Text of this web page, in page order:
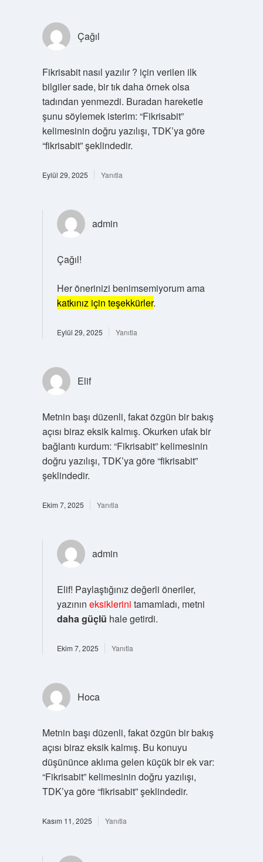
Çağıl
Fikrisabit nasıl yazılır ? için verilen ilk
bilgiler sade, bir tık daha örnek olsa
tadından yenmezdi. Buradan hareketle
şunu söylemek isterim: “Fikrisabit”
kelimesinin doğru yazılışı, TDK’ya göre
“fikrisabit” şeklindedir.
Eylül 29, 2025 Yanıtla
admin
Çağıl!
Her önerinizi benimsemiyorum ama
katkınız için teşekkürler.
Eylül 29, 2025 Yanıtla
Elif
Metnin başı düzenli, fakat özgün bir bakış
açısı biraz eksik kalmış. Okurken ufak bir
bağlantı kurdum: “Fikrisabit” kelimesinin
doğru yazılışı, TDK’ya göre “fikrisabit”
şeklindedir.
Ekim 7, 2025 Yanıtla
admin
Elif! Paylaştığınız değerli öneriler,
yazının eksiklerini tamamladı, metni
daha güçlü hale getirdi.
Ekim 7, 2025 Yanıtla
Hoca
Metnin başı düzenli, fakat özgün bir bakış
açısı biraz eksik kalmış. Bu konuyu
düşününce aklıma gelen küçük bir ek var:
“Fikrisabit” kelimesinin doğru yazılışı,
TDK’ya göre “fikrisabit” şeklindedir.
Kasım 11, 2025 Yanıtla